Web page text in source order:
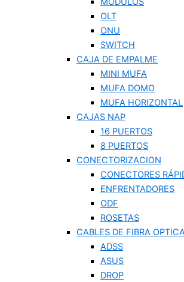
OLT
ONU
SWITCH
CAJA DE EMPALME
MINI MUFA
MUFA DOMO
MUFA HORIZONTAL
CAJAS NAP
16 PUERTOS
8 PUERTOS
CONECTORIZACION
CONECTORES
ENFRENTADORES
ODF
ROSETAS
CABLES DE FIBRA
ADSS
ASUS
DROP